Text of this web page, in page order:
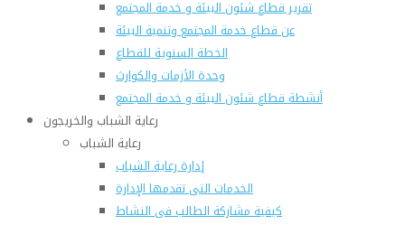
تقرير قطاع شئون البيئة و خدمة المجتمع
عن قطاع خدمة المجتمع وتنمية البيئة
الخطة السنوية للقطاع
وحدة الأزمات والكوارث
أنشطة قطاع شئون البيئة و خدمة المجتمع
رعاية الشباب والخريجون
رعاية الشباب
إدارة رعاية الشباب
الخدمات التى تقدمها الإدارة
كيفية مشاركة الطالب فى النشاط